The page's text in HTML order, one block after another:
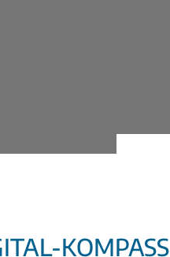
KOMPASS